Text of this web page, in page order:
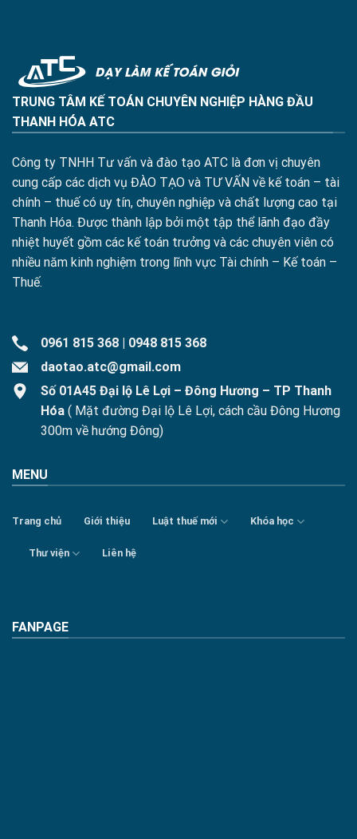
TRUNG TÂM KẾ TOÁN CHUYÊN NGHIỆP HÀNG ĐẦU
THANH HÓA ATC
Công ty TNHH Tư vấn và đào tạo ATC là đơn vị chuyên
cung cấp các dịch vụ ĐÀO TẠO và TƯ VẤN về kế toán – tài
chính – thuế có uy tín, chuyên nghiệp và chất lượng cao tại
Thanh Hóa. Được thành lập bởi một tập thể lãnh đạo đầy
nhiệt huyết gồm các kế toán trưởng và các chuyên viên có
nhiều năm kinh nghiệm trong lĩnh vực Tài chính – Kế toán –
Thuế.
0961 815 368 | 0948 815 368
daotao.atc@gmail.com
Số 01A45 Đại lộ Lê Lợi – Đông Hương – TP Thanh
Hóa ( Mặt đường Đại lộ Lê Lợi, cách cầu Đông Hương
300m về hướng Đông)
MENU
Trang chủ Giới thiệu Luật thuế mới Khóa học
Thư viện Liên hệ
FANPAGE